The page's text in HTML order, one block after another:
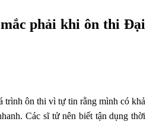
phải khi ôn thi Đại
trình ôn thi vì tự tin rằng mình có khả
Các sĩ tử nên biết tận dụng thời